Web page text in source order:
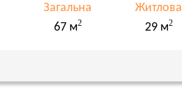
Загальна
67 м2
Житлова
29 м2